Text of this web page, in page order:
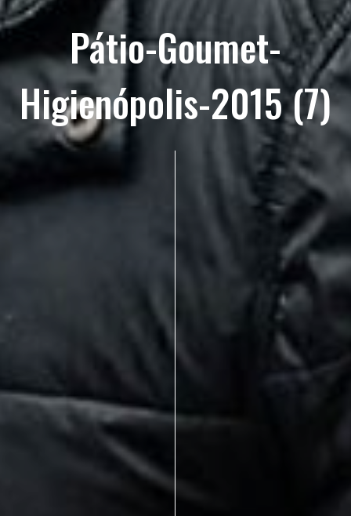
Pátio-Goumet-
Higienópolis-2015 (7)